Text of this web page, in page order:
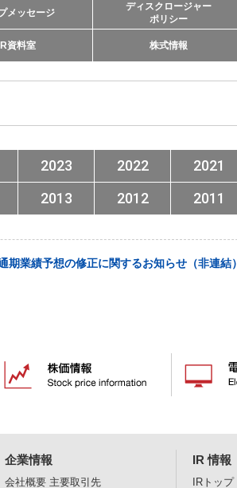
メッセージ
ディスクロージャー
ポリシー
IR資料室 株式情報
2023 2022 2021
2013 2012 2011
期業績予想の修正に関するお知らせ（非連結）
企業情報
会社概要 主要取引先
IR 情報
IRトップ